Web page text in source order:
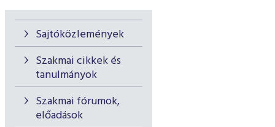
Sajtóközlemények
Szakmai cikkek és
tanulmányok
Szakmai fórumok,
előadások